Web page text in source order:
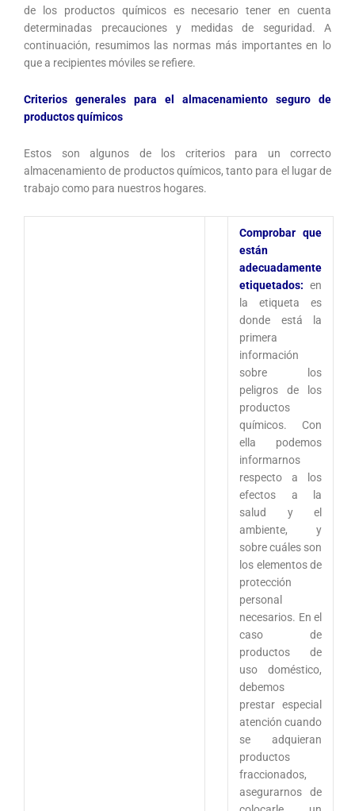
de los productos químicos es necesario tener en cuenta
determinadas precauciones y medidas de seguridad. A
continuación, resumimos las normas más importantes en lo
que a recipientes móviles se refiere.
Criterios generales para el almacenamiento seguro de
productos químicos
Estos son algunos de los criterios para un correcto
almacenamiento de productos químicos, tanto para el lugar de
trabajo como para nuestros hogares.
Comprobar que
están
adecuadamente
etiquetados: en
la etiqueta es
donde está la
primera
información
sobre los
peligros de los
productos
químicos. Con
ella podemos
informarnos
respecto a los
efectos a la
salud y el
ambiente, y
sobre cuáles son
los elementos de
protección
personal
necesarios. En el
caso de
productos de
uso doméstico,
debemos
prestar especial
atención cuando
se adquieran
productos
fraccionados,
asegurarnos de